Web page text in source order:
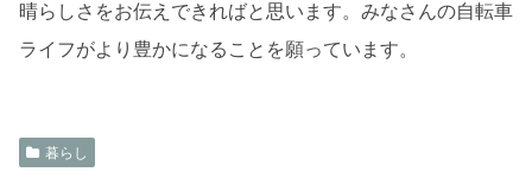
晴らしさをお伝えできればと思います。みなさんの自転車
ライフがより豊かになることを願っています。
暮らし